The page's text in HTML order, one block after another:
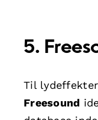
5.
Til
Freesound